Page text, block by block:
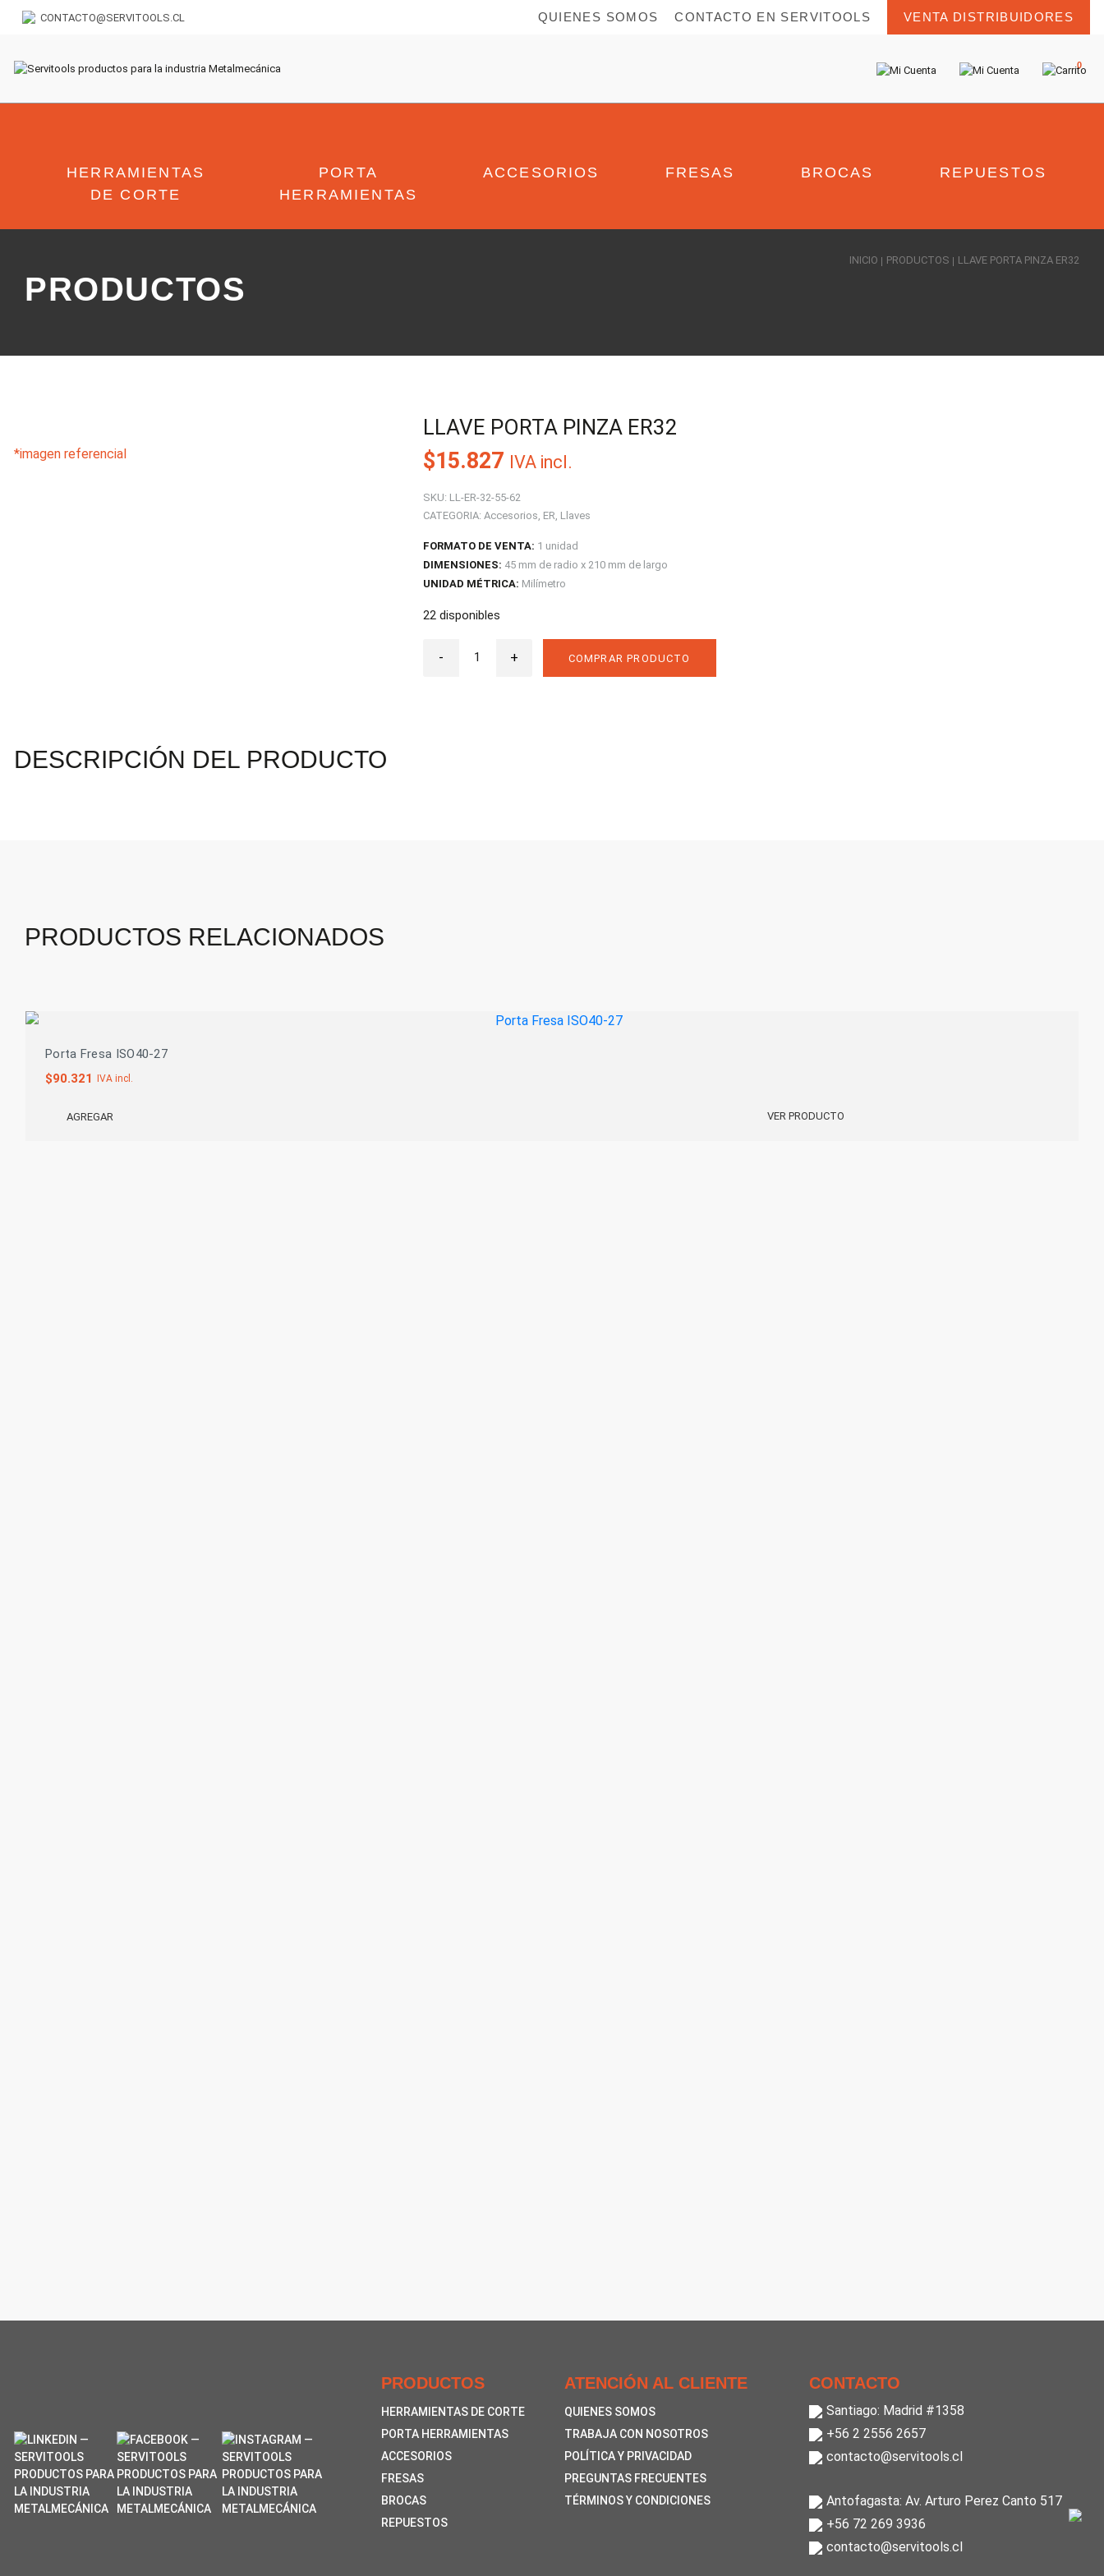
CONTACTO@SERVITOOLS.CL QUIENES SOMOS CONTACTO EN SERVITOOLS VENTA DISTRIBUIDORES
0
HERRAMIENTAS
DE CORTE
PORTA
HERRAMIENTAS
ACCESORIOS FRESAS BROCAS REPUESTOS
INICIO PRODUCTOS LLAVE PORTA PINZA ER32
PRODUCTOS
*imagen referencial
LLAVE PORTA PINZA ER32
$15.827 IVA incl.
SKU: LL-ER-32-55-62
CATEGORIA: Accesorios, ER, Llaves
FORMATO DE VENTA: 1 unidad
DIMENSIONES: 45 mm de radio x 210 mm de largo
UNIDAD MÉTRICA: Milímetro
22 disponibles
-
Porta
+ COMPRAR PRODUCTO
DESCRIPCIÓN DEL PRODUCTO
PRODUCTOS RELACIONADOS
Porta Fresa ISO40-27
$90.321 IVA incl.
AGREGAR VER PRODUCTO
PRODUCTOS
HERRAMIENTAS DE CORTE
PORTA HERRAMIENTAS
ACCESORIOS
FRESAS
BROCAS
REPUESTOS
ATENCIÓN AL CLIENTE
QUIENES SOMOS
TRABAJA CON NOSOTROS
POLÍTICA Y PRIVACIDAD
PREGUNTAS FRECUENTES
TÉRMINOS Y CONDICIONES
CONTACTO
Santiago: Madrid #1358
+56 2 2556 2657
contacto@servitools.cl
Antofagasta: Av. Arturo Perez Canto 517
+56 72 269 3936
contacto@servitools.cl